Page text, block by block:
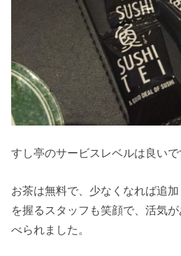
すし亭のサービスレベルは良いで
お茶は無料で、少なくなれば追
を握るスタッフも笑顔で、活気
べられました。